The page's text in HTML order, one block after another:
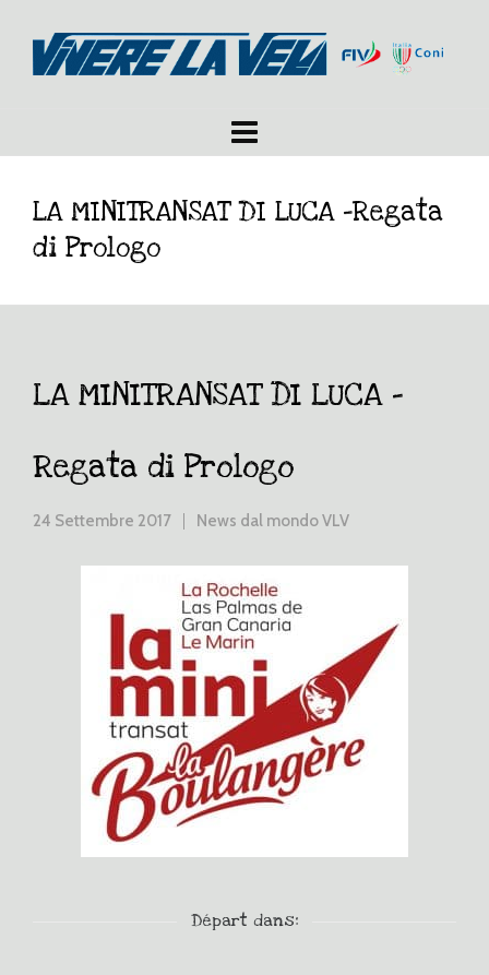
LA MINITRANSAT DI LUCA -Regata
di Prologo
LA MINITRANSAT DI LUCA -
Regata di Prologo
24 Settembre 2017 News dal mondo VLV
Départ dans: